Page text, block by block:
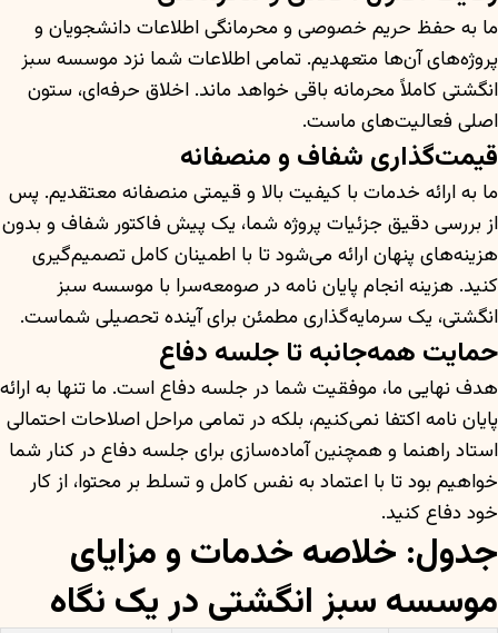
ما به حفظ حریم خصوصی و محرمانگی اطلاعات دانشجویان و
پروژه‌های آن‌ها متعهدیم. تمامی اطلاعات شما نزد موسسه سبز
انگشتی کاملاً محرمانه باقی خواهد ماند. اخلاق حرفه‌ای، ستون
اصلی فعالیت‌های ماست.
قیمت‌گذاری شفاف و منصفانه
ما به ارائه خدمات با کیفیت بالا و قیمتی منصفانه معتقدیم. پس
از بررسی دقیق جزئیات پروژه شما، یک پیش فاکتور شفاف و بدون
هزینه‌های پنهان ارائه می‌شود تا با اطمینان کامل تصمیم‌گیری
کنید. هزینه انجام پایان نامه در صومعه‌سرا با موسسه سبز
انگشتی، یک سرمایه‌گذاری مطمئن برای آینده تحصیلی شماست.
حمایت همه‌جانبه تا جلسه دفاع
هدف نهایی ما، موفقیت شما در جلسه دفاع است. ما تنها به ارائه
پایان نامه اکتفا نمی‌کنیم، بلکه در تمامی مراحل اصلاحات احتمالی
استاد راهنما و همچنین آماده‌سازی برای جلسه دفاع در کنار شما
خواهیم بود تا با اعتماد به نفس کامل و تسلط بر محتوا، از کار
خود دفاع کنید.
جدول: خلاصه خدمات و مزایای
موسسه سبز انگشتی در یک نگاه